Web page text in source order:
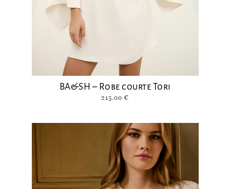
BA&SH – Robe courte Tori
215.00 €